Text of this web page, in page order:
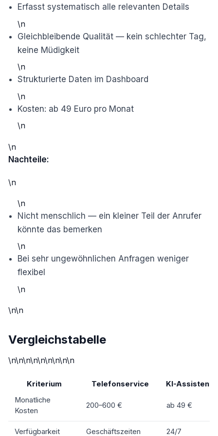
Erfasst systematisch alle relevanten Details
\n
Gleichbleibende Qualität — kein schlechter Tag,
keine Müdigkeit
\n
Strukturierte Daten im Dashboard
\n
Kosten: ab 49 Euro pro Monat
\n
\n
Nachteile:
\n
\n
Nicht menschlich — ein kleiner Teil der Anrufer
könnte das bemerken
\n
Bei sehr ungewöhnlichen Anfragen weniger
flexibel
\n
\n\n
Vergleichstabelle
\n\n\n\n\n\n\n\n\n
Kriterium Telefonservice
KI-Assistent
Monatliche
Kosten
200–600 € ab 49 €
Verfügbarkeit Geschäftszeiten 24/7